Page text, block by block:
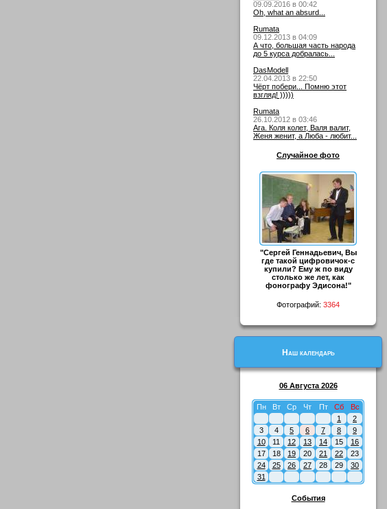
09.09.2016 в 00:42
Oh, what an absurd...
Rumata
09.12.2013 в 04:09
А что, большая часть народа
до 5 курса добралась...
DasModell
22.04.2013 в 22:50
Чёрт побери... Помню этот
взгляд! )))))
Rumata
26.10.2012 в 03:46
Ага. Коля колет, Валя валит,
Женя женит, а Люба - любит...
Случайное фото
"Сергей Геннадьевич, Вы
где такой цифровичок-с
купили? Ему ж по виду
столько же лет, как
фонографу Эдисона!"
Фотографий: 3364
Наш календарь
06 Августа 2026
Пн Вт Ср Чт Пт Сб
Вс
1
2
3
4 5 6 7 8
9
10
11 12 13 14 15
16
17
18 19 20 21 22
23
24
25 26 27 28 29
30
31
События